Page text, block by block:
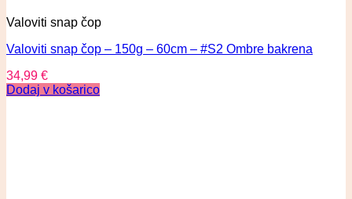
Valoviti snap čop
Valoviti snap čop – 150g – 60cm – #S2 Ombre bakrena
34,99 €
Dodaj v košarico